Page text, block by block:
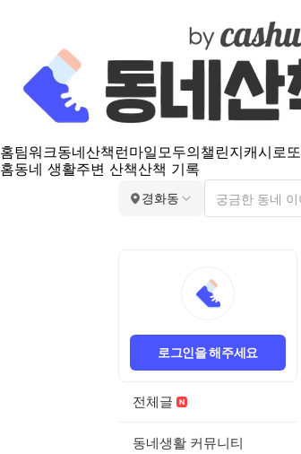
홈팀워크동네산책 런마일모두의챌린지캐시로또
홈동네 생활주변 산책산책 기록
경화동
로그인을 해주세요
전체글
동네생활 커뮤니티